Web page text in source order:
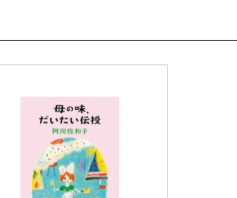
なった。亡くなる二日前、ほと
の最期の言葉だったと書く。
母上は、一日中家に居る居職の
子もやるー！」と手伝うようにな
り、ボケるのを心配して〈お母さ